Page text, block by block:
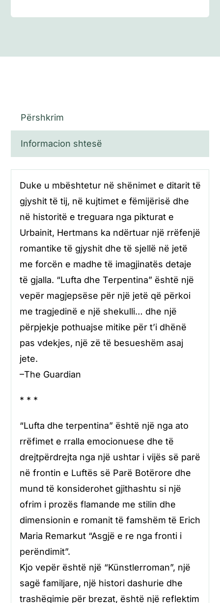
Përshkrim
Informacion shtesë
Duke u mbështetur në shënimet e ditarit të
gjyshit të tij, në kujtimet e fëmijërisë dhe
në historitë e treguara nga pikturat e
Urbainit, Hertmans ka ndërtuar një rrëfenjë
romantike të gjyshit dhe të sjellë në jetë
me forcën e madhe të imagjinatës detaje
të gjalla. “Lufta dhe Terpentina” është një
vepër magjepsëse për një jetë që përkoi
me tragjedinë e një shekulli… dhe një
përpjekje pothuajse mitike për t’i dhënë
pas vdekjes, një zë të besueshëm asaj
jete.
–The Guardian
* * *
“Lufta dhe terpentina” është një nga ato
rrëfimet e rralla emocionuese dhe të
drejtpërdrejta nga një ushtar i vijës së parë
në frontin e Luftës së Parë Botërore dhe
mund të konsiderohet gjithashtu si një
ofrim i prozës flamande me stilin dhe
dimensionin e romanit të famshëm të Erich
Maria Remarkut “Asgjë e re nga fronti i
perëndimit”.
Kjo vepër është një “Künstlerroman”, një
sagë familjare, një histori dashurie dhe
trashëgimie për brezat, është një reflektim